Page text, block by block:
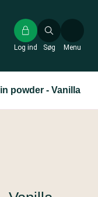
Søg
Log ind Menu
powder - Vanilla